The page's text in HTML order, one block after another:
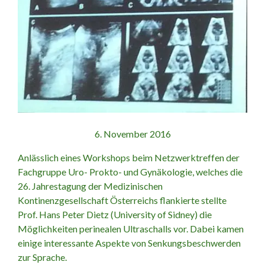
6. November 2016
Anlässlich eines Workshops beim Netzwerktreffen der
Fachgruppe Uro- Prokto- und Gynäkologie, welches die
26. Jahrestagung der Medizinischen
Kontinenzgesellschaft Österreichs flankierte stellte
Prof. Hans Peter Dietz (University of Sidney) die
Möglichkeiten perinealen Ultraschalls vor. Dabei kamen
einige interessante Aspekte von Senkungsbeschwerden
zur Sprache.